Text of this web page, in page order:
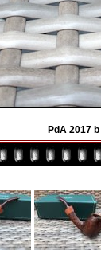
PdA 2017 b